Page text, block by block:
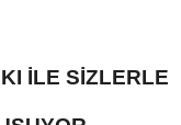
İLE SİZLERLE